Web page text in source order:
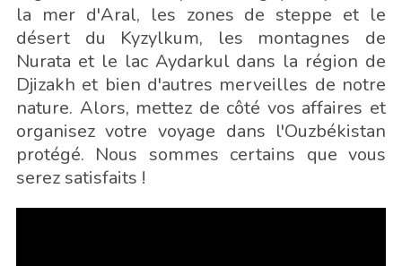
la mer d'Aral, les zones de steppe et le
désert du Kyzylkum, les montagnes de
Nurata et le lac Aydarkul dans la région de
Djizakh et bien d'autres merveilles de notre
nature. Alors, mettez de côté vos affaires et
organisez votre voyage dans l'Ouzbékistan
protégé. Nous sommes certains que vous
serez satisfaits !